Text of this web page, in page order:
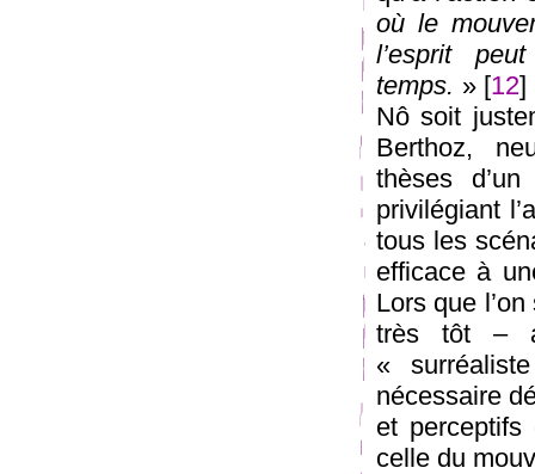
où le
l’esprit
temps. » [12]
Nô soit
Berthoz,
thèses
privilégiant
tous les
efficace à
Lors que
très tôt –
«
nécessaire
et
celle du